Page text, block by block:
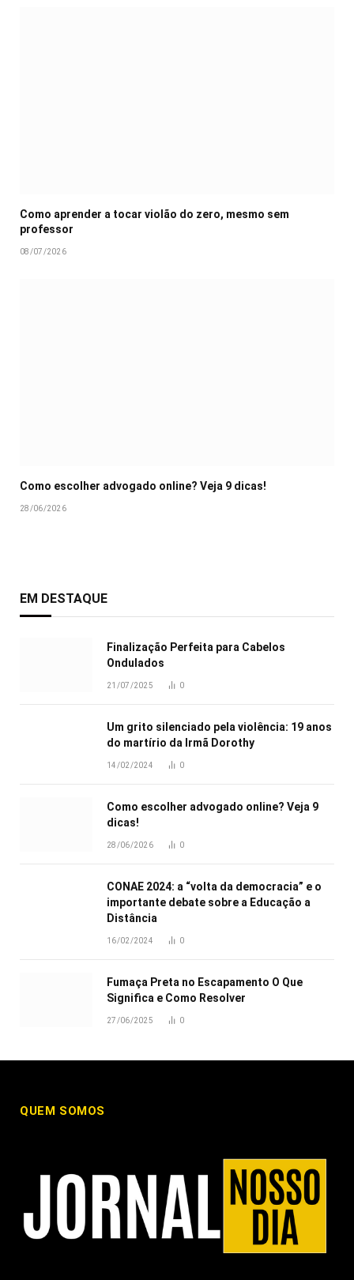
Como aprender a tocar violão do zero, mesmo sem
professor
08/07/2026
Como escolher advogado online? Veja 9 dicas!
28/06/2026
EM DESTAQUE
Finalização Perfeita para Cabelos
Ondulados
21/07/2025 0
Um grito silenciado pela violência: 19 anos
do martírio da Irmã Dorothy
14/02/2024 0
Como escolher advogado online? Veja 9
dicas!
28/06/2026 0
CONAE 2024: a “volta da democracia” e o
importante debate sobre a Educação a
Distância
16/02/2024 0
Fumaça Preta no Escapamento O Que
Significa e Como Resolver
27/06/2025 0
QUEM SOMOS